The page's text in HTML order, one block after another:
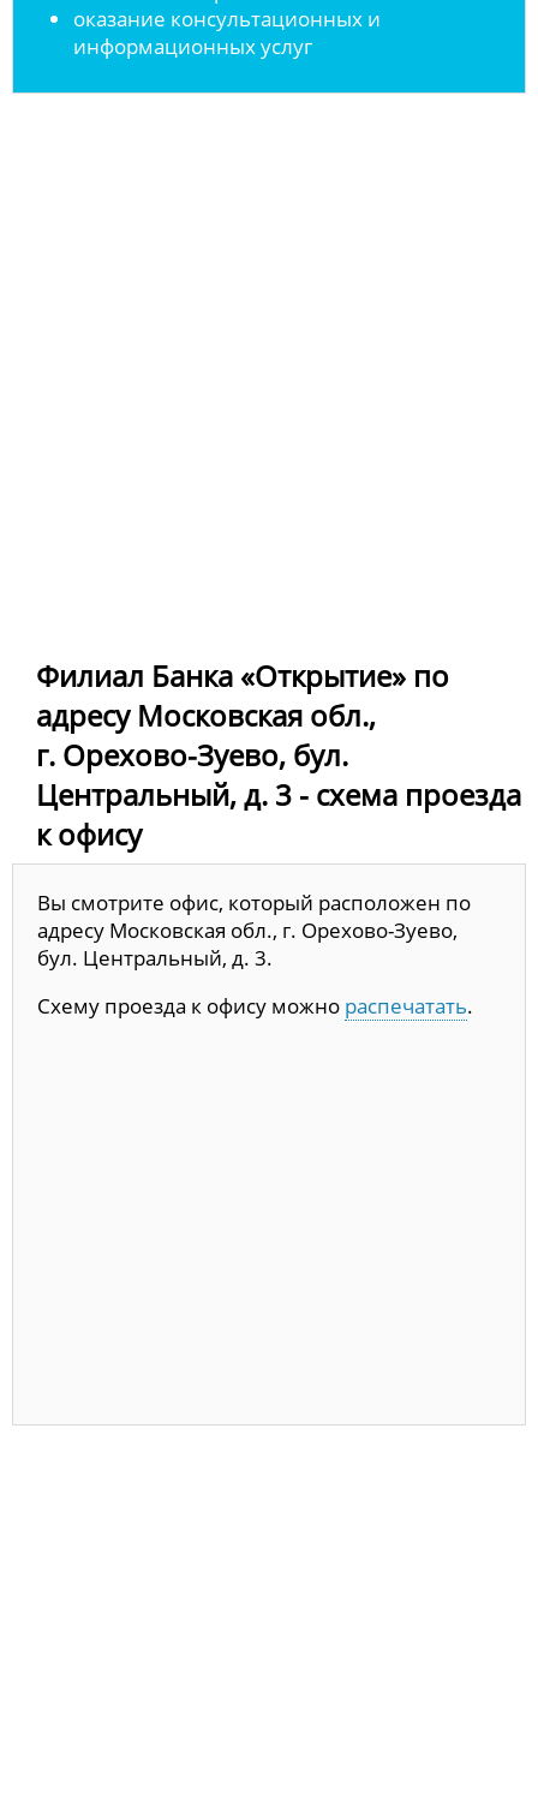
оказание консультационных и
информационных услуг
Филиал Банка «Открытие» по
адресу Московская обл.,
г. Орехово-Зуево, бул.
Центральный, д. 3 - схема проезда
к офису
Вы смотрите офис, который расположен по
адресу Московская обл., г. Орехово-Зуево,
бул. Центральный, д. 3.
Схему проезда к офису можно распечатать.